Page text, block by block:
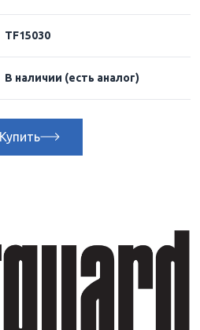
TF15030
В наличии (есть аналог)
Купить